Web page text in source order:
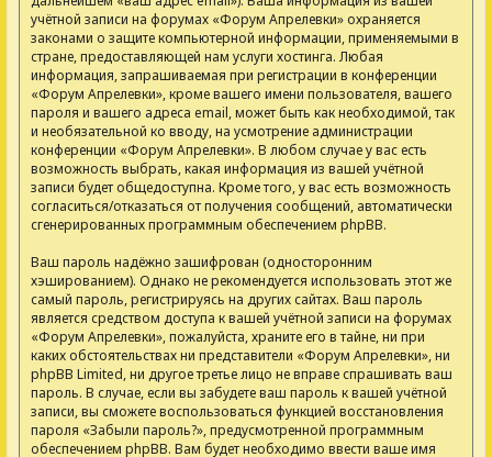
учётной записи на форумах «Форум Апрелевки» охраняется
законами о защите компьютерной информации, применяемыми в
стране, предоставляющей нам услуги хостинга. Любая
информация, запрашиваемая при регистрации в конференции
«Форум Апрелевки», кроме вашего имени пользователя, вашего
пароля и вашего адреса email, может быть как необходимой, так
и необязательной ко вводу, на усмотрение администрации
конференции «Форум Апрелевки». В любом случае у вас есть
возможность выбрать, какая информация из вашей учётной
записи будет общедоступна. Кроме того, у вас есть возможность
согласиться/отказаться от получения сообщений, автоматически
сгенерированных программным обеспечением phpBB.
Ваш пароль надёжно зашифрован (односторонним
хэшированием). Однако не рекомендуется использовать этот же
самый пароль, регистрируясь на других сайтах. Ваш пароль
является средством доступа к вашей учётной записи на форумах
«Форум Апрелевки», пожалуйста, храните его в тайне, ни при
каких обстоятельствах ни представители «Форум Апрелевки», ни
phpBB Limited, ни другое третье лицо не вправе спрашивать ваш
пароль. В случае, если вы забудете ваш пароль к вашей учётной
записи, вы сможете воспользоваться функцией восстановления
пароля «Забыли пароль?», предусмотренной программным
обеспечением phpBB. Вам будет необходимо ввести ваше имя